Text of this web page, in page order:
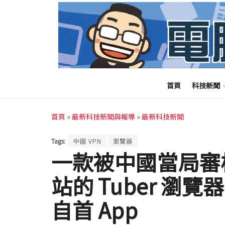
首頁 科技新聞
首頁 »最新科技新聞與報導 »最新科技新聞
Tags: 中國 VPN 瀏覽器
一款被中國當局
站的 Tuber 瀏覽
自首 App